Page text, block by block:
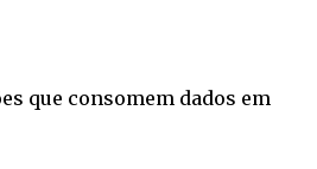
que consomem dados em